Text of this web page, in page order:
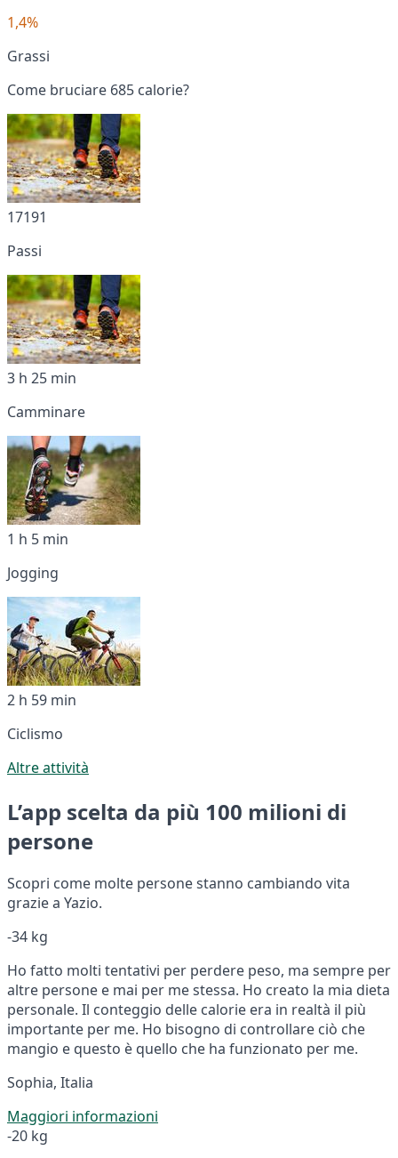
1,4%
Grassi
Come bruciare 685 calorie?
17191
Passi
3 h 25 min
Camminare
1 h 5 min
Jogging
2 h 59 min
Ciclismo
Altre attività
L’app scelta da più 100 milioni di
persone
Scopri come molte persone stanno cambiando vita
grazie a Yazio.
-34 kg
Ho fatto molti tentativi per perdere peso, ma sempre per
altre persone e mai per me stessa. Ho creato la mia dieta
personale. Il conteggio delle calorie era in realtà il più
importante per me. Ho bisogno di controllare ciò che
mangio e questo è quello che ha funzionato per me.
Sophia, Italia
Maggiori informazioni
-20 kg